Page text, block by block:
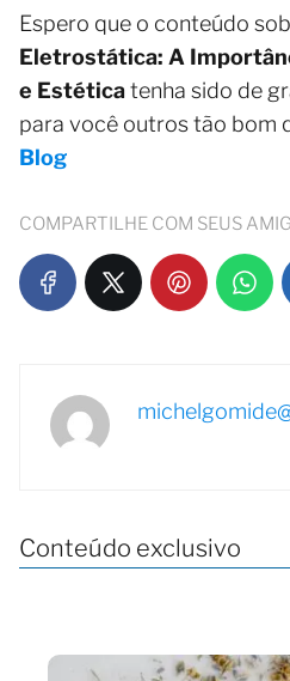
Espero que o conteúdo
Eletrostática: A
e Estéticatenha sido de
para você outros tão bom
Blog
COMPARTILHE COM SEUS
Conteúdo exclusivo